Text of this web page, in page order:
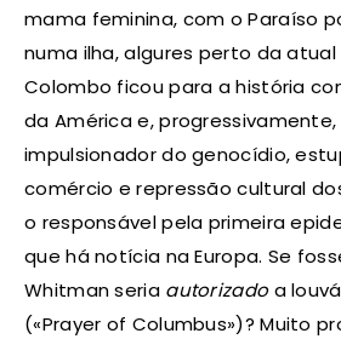
mama feminina, com o Paraíso
numa ilha, algures perto da atual
Colombo ficou para a história
da América e,
impulsionador do genocídio,
comércio e repressão cultural
o responsável pela primeira
que há notícia na Europa. Se
Whitman seria autorizadoa
(«Prayer of Columbus»)? Muito